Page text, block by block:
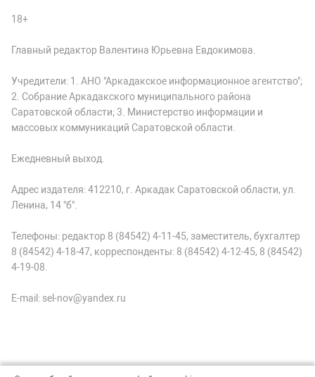
18+
Главный редактор Валентина Юрьевна Евдокимова.
Учредители: 1. АНО "Аркадакское информационное агентство";
2. Собрание Аркадакского муниципального района
Саратовской области; 3. Министерство информации и
массовых коммуникаций Саратовской области.
Ежедневный выход.
Адрес издателя: 412210, г. Аркадак Саратовской области, ул.
Ленина, 14 "б".
Телефоны: редактор 8 (84542) 4-11-45, заместитель, бухгалтер
8 (84542) 4-18-47, корреспонденты: 8 (84542) 4-12-45, 8 (84542)
4-19-08.
E-mail: sel-nov@yandex.ru